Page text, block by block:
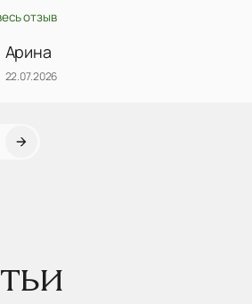
я очень довольна результатом.
рекомендую данного врача, побольше
внимательных! Еще раз огромное спасибо)
отзыв
Арина
22.07.2026